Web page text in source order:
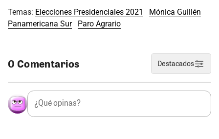
Temas: Elecciones Presidenciales 2021
Mónica Guillén
Panamericana Sur
Paro Agrario
0 Comentarios Destacados